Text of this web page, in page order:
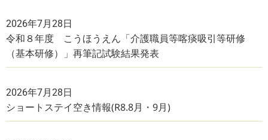
2026年7月28日
令和８年度 こうほうえん「介護職員等喀痰吸引等研修
（基本研修）」再筆記試験結果発表
2026年7月28日
ショートステイ空き情報(R8.8月・9月)